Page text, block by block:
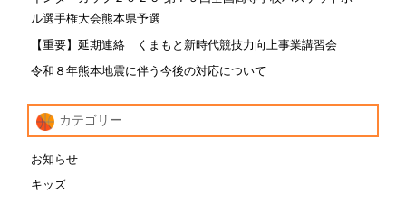
ル選手権大会熊本県予選
【重要】延期連絡 くまもと新時代競技力向上事業講習会
令和８年熊本地震に伴う今後の対応について
カテゴリー
お知らせ
キッズ